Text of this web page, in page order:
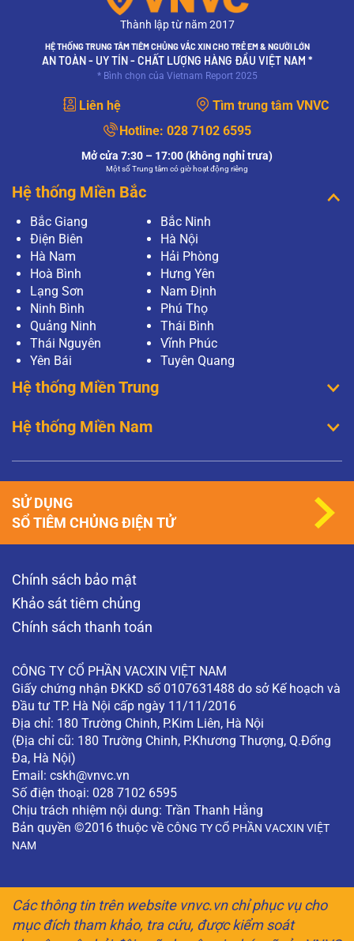
Thành lập từ năm 2017
HỆ THỐNG TRUNG TÂM TIÊM CHỦNG VẮC XIN CHO TRẺ EM & NGƯỜI LỚN
AN TOÀN - UY TÍN - CHẤT LƯỢNG HÀNG ĐẦU VIỆT NAM *
* Bình chọn của Vietnam Report 2025
Liên hệ
Tìm trung tâm VNVC
Hotline: 028 7102 6595
Mở cửa 7:30 – 17:00 (không nghỉ trưa)
Một số Trung tâm có giờ hoạt động riêng
Hệ thống Miền Bắc
Bắc Giang
Bắc Ninh
Điện Biên
Hà Nội
Hà Nam
Hải Phòng
Hoà Bình
Hưng Yên
Lạng Sơn
Nam Định
Ninh Bình
Phú Thọ
Quảng Ninh
Thái Bình
Thái Nguyên
Vĩnh Phúc
Yên Bái
Tuyên Quang
Hệ thống Miền Trung
Hệ thống Miền Nam
Chính sách bảo mật
Khảo sát tiêm chủng
Chính sách thanh toán
CÔNG TY CỔ PHẦN VACXIN VIỆT NAM
Giấy chứng nhận ĐKKD số 0107631488 do sở Kế hoạch và
Đầu tư TP. Hà Nội cấp ngày 11/11/2016
Địa chỉ: 180 Trường Chinh, P.Kim Liên, Hà Nội
(Địa chỉ cũ: 180 Trường Chinh, P.Khương Thượng, Q.Đống
Đa, Hà Nội)
Email: cskh@vnvc.vn
Số điện thoại: 028 7102 6595
Chịu trách nhiệm nội dung: Trần Thanh Hằng
Bản quyền ©2016 thuộc về CÔNG TY CỔ PHẦN VACXIN VIỆT
NAM
SỬ DỤNG
SỔ TIÊM CHỦNG ĐIỆN TỬ
Các thông tin trên website vnvc.vn chỉ phục vụ cho
mục đích tham khảo, tra cứu, được kiểm soát